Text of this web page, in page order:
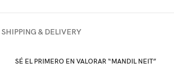
SHIPPING & DELIVERY
SÉ EL PRIMERO EN VALORAR “MANDIL NEIT”